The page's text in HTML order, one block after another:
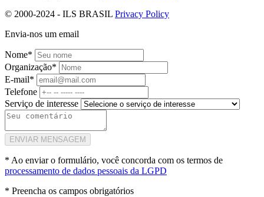
© 2000-2024 - ILS BRASIL Privacy Policy
Envia-nos um email
Nome*
Organização*
E-mail*
Telefone
Serviço de interesse
ENVIAR MENSAGEM
* Ao enviar o formulário, você concorda com os termos de
processamento de dados pessoais da LGPD
* Preencha os campos obrigatórios